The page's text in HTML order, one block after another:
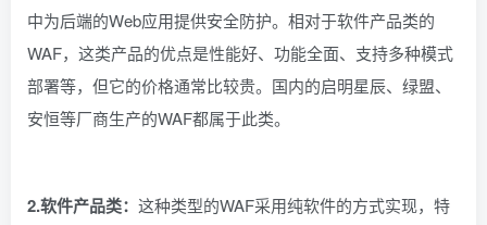
中为后端的Web应用提供安全防护。相对于软件产品类的
WAF，这类产品的优点是性能好、功能全面、支持多种模式
部署等，但它的价格通常比较贵。国内的启明星辰、绿盟、
安恒等厂商生产的WAF都属于此类。
2.软件产品类： 这种类型的WAF采用纯软件的方式实现，特